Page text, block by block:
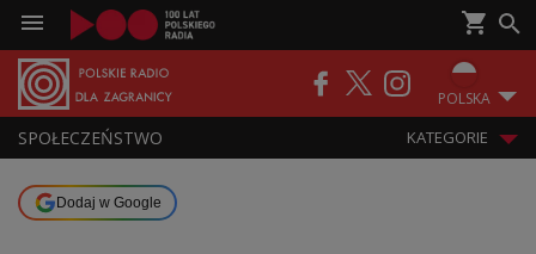
POLSKA
SPOŁECZEŃSTWO KATEGORIE
Dodaj w Google